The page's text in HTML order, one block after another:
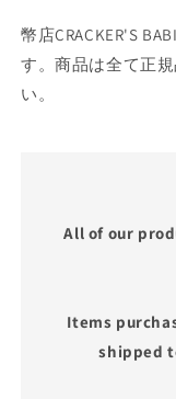
幣店CRACKER'S
す。商品は全て正
い。
All of our
Items
shipped